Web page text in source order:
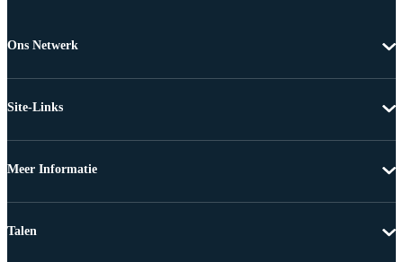
Ons Netwerk
Site-Links
Meer Informatie
Talen